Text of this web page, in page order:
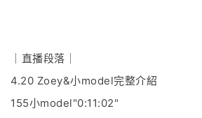
｜直播段落｜
4.20 Zoey&小model完整介紹
155小model"0:11:02"